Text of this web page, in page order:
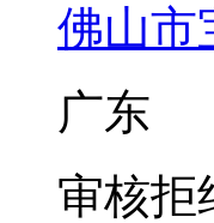
佛山市
广东
审核拒